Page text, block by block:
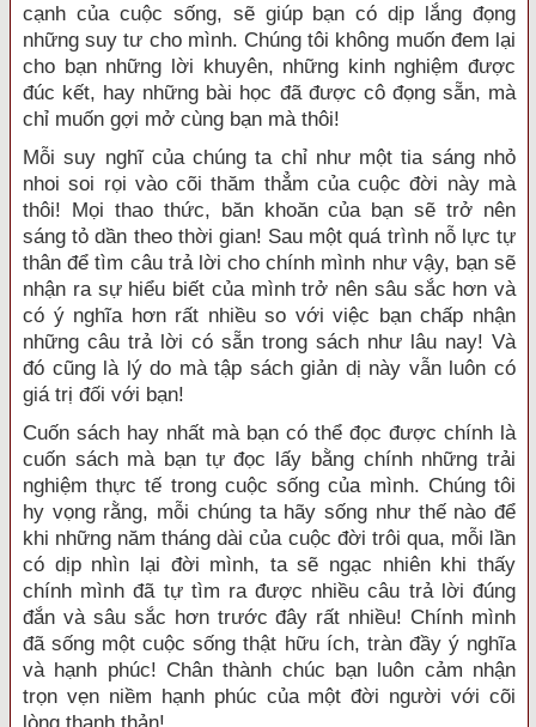
cạnh của cuộc sống, sẽ giúp bạn có dịp lắng đọng
những suy tư cho mình. Chúng tôi không muốn đem lại
cho bạn những lời khuyên, những kinh nghiệm được
đúc kết, hay những bài học đã được cô đọng sẵn, mà
chỉ muốn gợi mở cùng bạn mà thôi!
Mỗi suy nghĩ của chúng ta chỉ như một tia sáng nhỏ
nhoi soi rọi vào cõi thăm thẳm của cuộc đời này mà
thôi! Mọi thao thức, băn khoăn của bạn sẽ trở nên
sáng tỏ dần theo thời gian! Sau một quá trình nỗ lực tự
thân để tìm câu trả lời cho chính mình như vậy, bạn sẽ
nhận ra sự hiểu biết của mình trở nên sâu sắc hơn và
có ý nghĩa hơn rất nhiều so với việc bạn chấp nhận
những câu trả lời có sẵn trong sách như lâu nay! Và
đó cũng là lý do mà tập sách giản dị này vẫn luôn có
giá trị đối với bạn!
Cuốn sách hay nhất mà bạn có thể đọc được chính là
cuốn sách mà bạn tự đọc lấy bằng chính những trải
nghiệm thực tế trong cuộc sống của mình. Chúng tôi
hy vọng rằng, mỗi chúng ta hãy sống như thế nào để
khi những năm tháng dài của cuộc đời trôi qua, mỗi lần
có dịp nhìn lại đời mình, ta sẽ ngạc nhiên khi thấy
chính mình đã tự tìm ra được nhiều câu trả lời đúng
đắn và sâu sắc hơn trước đây rất nhiều! Chính mình
đã sống một cuộc sống thật hữu ích, tràn đầy ý nghĩa
và hạnh phúc! Chân thành chúc bạn luôn cảm nhận
trọn vẹn niềm hạnh phúc của một đời người với cõi